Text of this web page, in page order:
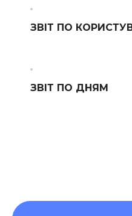
ЗВІТ ПО
ЗВІТ ПО ДНЯМ